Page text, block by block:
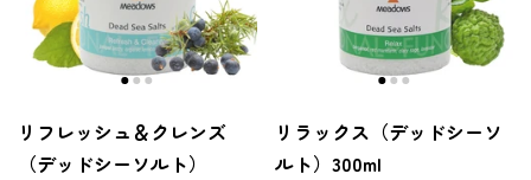
リフレッシュ＆クレンズ
（デッドシーソルト）
リラックス（デッドシーソ
ルト）300ml